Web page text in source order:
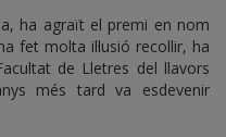
ha agraït el premi en nom
fet molta il·lusió recollir, ha
de Lletres del llavors
més tard va esdevenir